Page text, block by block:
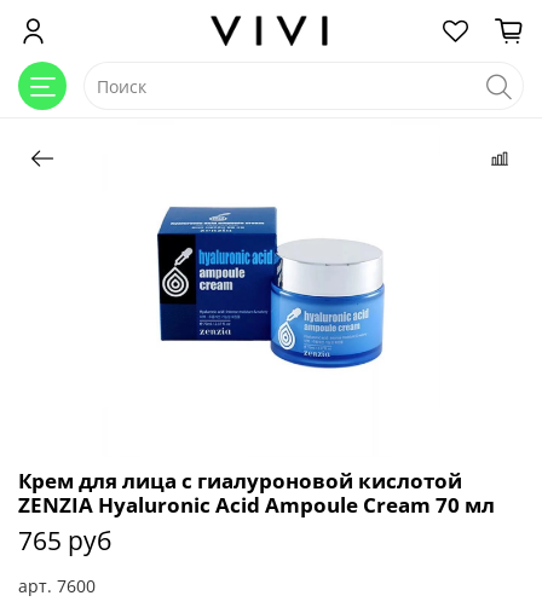
арт. 7600
Крем для лица c гиалуроновой кислотой
ZENZIA Hyaluronic Acid Ampoule Cream 70 мл
765 руб